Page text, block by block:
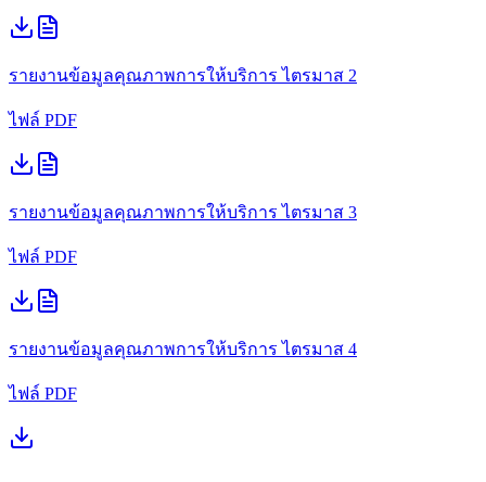
รายงานข้อมูลคุณภาพการให้บริการไตรมาส 2
ไฟล์ PDF
รายงานข้อมูลคุณภาพการให้บริการไตรมาส 3
ไฟล์ PDF
รายงานข้อมูลคุณภาพการให้บริการไตรมาส 4
ไฟล์ PDF